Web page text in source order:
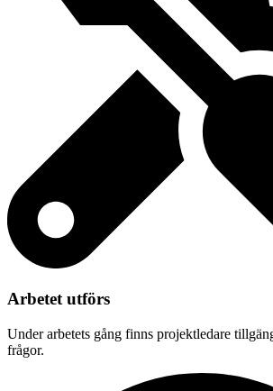
Arbetet utförs
Under arbetets gång finns projektledare
frågor.